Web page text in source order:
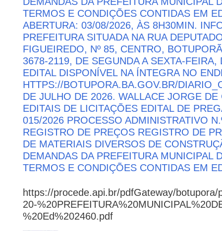
TERMOS E CONDIÇÕES CONTIDAS EM
ABERTURA: 03/08/2026, ÀS 8H30MIN.
PREFEITURA SITUADA NA RUA
FIGUEIREDO, Nº 85, CENTRO,
3678-2119, DE SEGUNDA A SEXTA-
EDITAL DISPONÍVEL NA ÍNTEGRA NO
HTTPS://BOTUPORA.BA.GOV.BR/
DE JULHO DE 2026. WALLACE JORGE
EDITAIS DE LICITAÇÕES EDITAL DE
015/2026 PROCESSO ADMINISTRATIVO
REGISTRO DE PREÇOS REGISTRO DE
DE MATERIAIS DIVERSOS DE
DEMANDAS DA PREFEITURA MUNICIPAL
TERMOS E CONDIÇÕES CONTIDAS EM
https://procede.api.br/pdfGateway/
20-
%20Ed%202460.pdf